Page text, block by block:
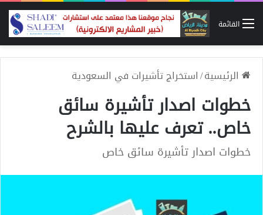
القائمة
الرئيسية/استخراج تأشيرات في السعودية
خطوات اصدار تأشيرة سائق
خاص.. تعرف عليها بالشرح
خطوات اصدار تأشيرة سائق خاص